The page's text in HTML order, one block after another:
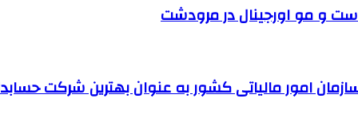
و مو اورجینال در مرودشت
امور مالیاتی کشور به عنوان بهترین شرکت